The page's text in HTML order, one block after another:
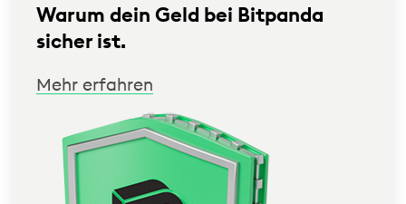
Warum dein Geld bei Bitpanda
sicher ist.
Mehr erfahren